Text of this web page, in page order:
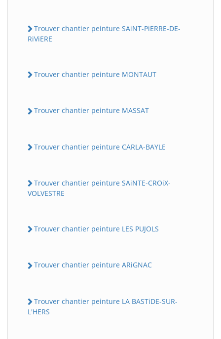
Trouver chantier peinture SAiNT-PiERRE-DE-
RiViERE
Trouver chantier peinture MONTAUT
Trouver chantier peinture MASSAT
Trouver chantier peinture CARLA-BAYLE
Trouver chantier peinture SAiNTE-CROiX-
VOLVESTRE
Trouver chantier peinture LES PUJOLS
Trouver chantier peinture ARiGNAC
Trouver chantier peinture LA BASTiDE-SUR-
L'HERS